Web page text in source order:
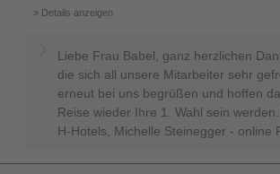
Details anzeigen
Liebe Frau Babel, ganz herzlichen
die sich all unsere Mitarbeiter sehr
erneut bei uns begrüßen und hoffen
Reise wieder Ihre 1. Wahl sein
H-Hotels, Michelle Steinegger - online